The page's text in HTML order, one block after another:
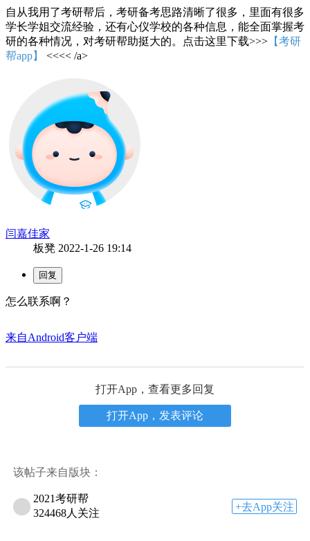
自从我用了考研帮后，考研备考思路清晰了很多，里面有很多
学长学姐交流经验，还有心仪学校的各种信息，能全面掌握考
研的各种情况，对考研帮助挺大的。点击这里下载>>> 【考研
帮app】
<<<< /a>
闫嘉佳家
板凳 2022-1-26 19:14
怎么联系啊？
来自Android客户端
打开App，查看更多回复
打开App，发表评论
该帖子来自版块：
2021考研帮
324468人关注
+去App关注